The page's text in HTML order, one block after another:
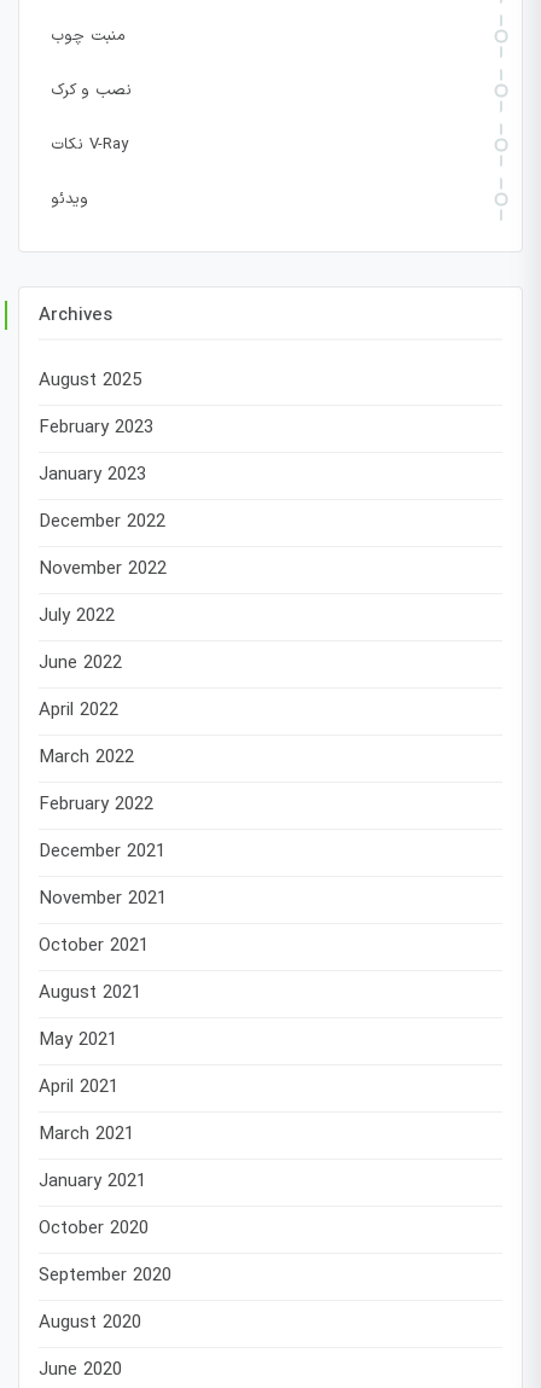
منبت چوب
نصب و کرک
نکات V-Ray
ویدئو
Archives
August 2025
February 2023
January 2023
December 2022
November 2022
July 2022
June 2022
April 2022
March 2022
February 2022
December 2021
November 2021
October 2021
August 2021
May 2021
April 2021
March 2021
January 2021
October 2020
September 2020
August 2020
June 2020